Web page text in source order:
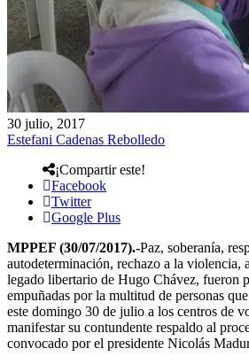
30 julio, 2017
Estefani Cadenas Rebolledo
¡Compartir este!
Facebook
Twitter
Google Plus
MPPEF (30/07/2017).-Paz, soberanía,
autodeterminación, rechazo a la violencia,
legado libertario de Hugo Chávez, fueron
empuñadas por la multitud de personas
este domingo 30 de julio a los centros de
manifestar su contundente respaldo al
convocado por el presidente Nicolás